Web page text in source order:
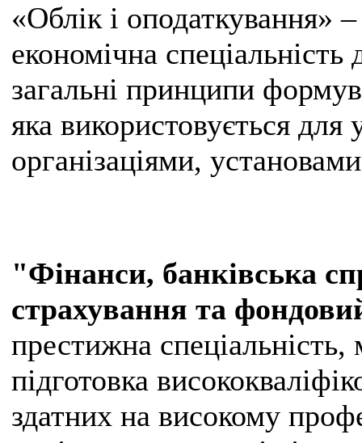
«Облік і оподаткування»
економічна
загальні принципи
яка використовується
організаціями,
"Фінанси, банківська
страхування та
престижна спеціальність,
підготовка
здатних на високому